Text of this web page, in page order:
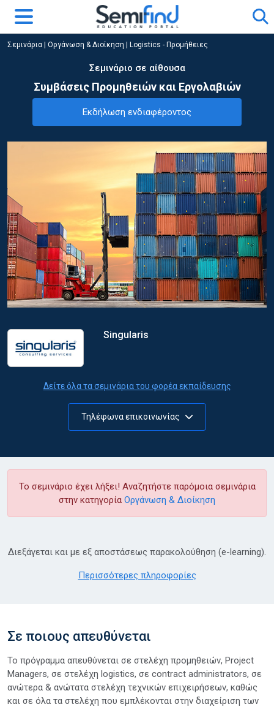
Σεμινάρια Οργάνωση & Διοίκηση Logistics - Προμήθειες
Σεμινάριο σε αίθουσα
Συμβάσεις Προμηθειών και Εργολαβιών
Εκδήλωση ενδιαφέροντος
Singularis
Δείτε όλα τα σεμινάρια του φορέα εκπαίδευσης
Τηλέφωνα επικοινωνίας
Το σεμινάριο έχει λήξει! Αναζητήστε παρόμοια σεμινάρια
στην κατηγορία Οργάνωση & Διοίκηση
Διεξάγεται και με εξ αποστάσεως παρακολούθηση (e-learning).
Περισσότερες πληροφορίες
Σε ποιους απευθύνεται
Το πρόγραμμα απευθύνεται σε στελέχη προμηθειών, Project
Managers, σε στελέχη logistics, σε contract administrators, σε
ανώτερα & ανώτατα στελέχη τεχνικών επιχειρήσεων, καθώς
και σε όλα τα στελέχη που εμπλέκονται στην διαχείριση των